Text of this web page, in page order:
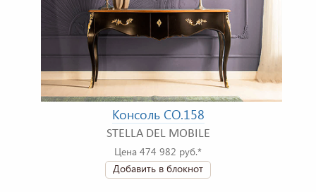
Консоль CO.158
STELLA DEL MOBILE
Цена 474 982 руб.*
Добавить в блокнот